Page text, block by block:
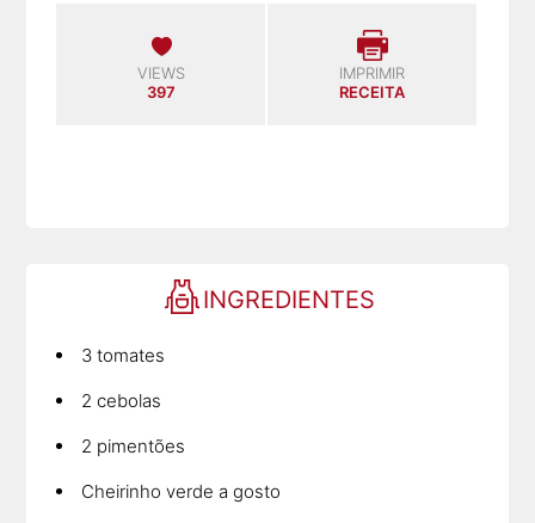
VIEWS
397
IMPRIMIR
RECEITA
INGREDIENTES
3 tomates
2 cebolas
2 pimentões
Cheirinho verde a gosto